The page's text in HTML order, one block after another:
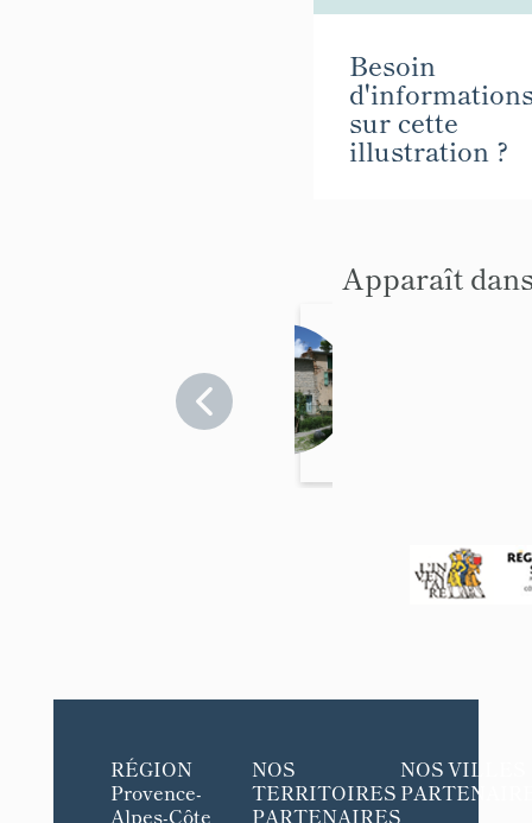
Besoin
sur cette
illustration ?
Apparaît
RÉGION
Provence-
Alpes-Côte
NOS
TERRITOIRES
PARTENAIRES
NOS VILLES